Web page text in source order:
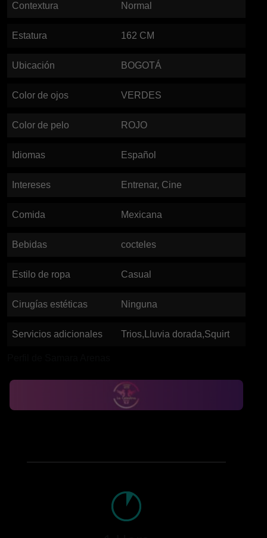
Contextura Normal
Estatura 162 CM
Ubicación BOGOTÁ
Color de ojos VERDES
Color de pelo ROJO
Idiomas Español
Intereses Entrenar, Cine
Comida Mexicana
Bebidas cocteles
Estilo de ropa Casual
Cirugías estéticas Ninguna
Servicios adicionales Trios,Lluvia dorada,Squirt